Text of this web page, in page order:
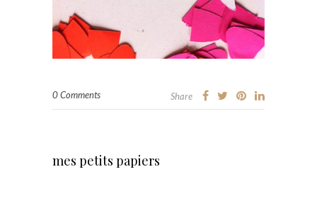
0 Comments Share
mes petits papiers